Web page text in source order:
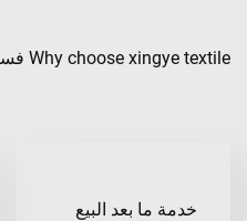
Why choose xingye textile فستان كريب أكمام قصيرة?
خدمة ما بعد البيع